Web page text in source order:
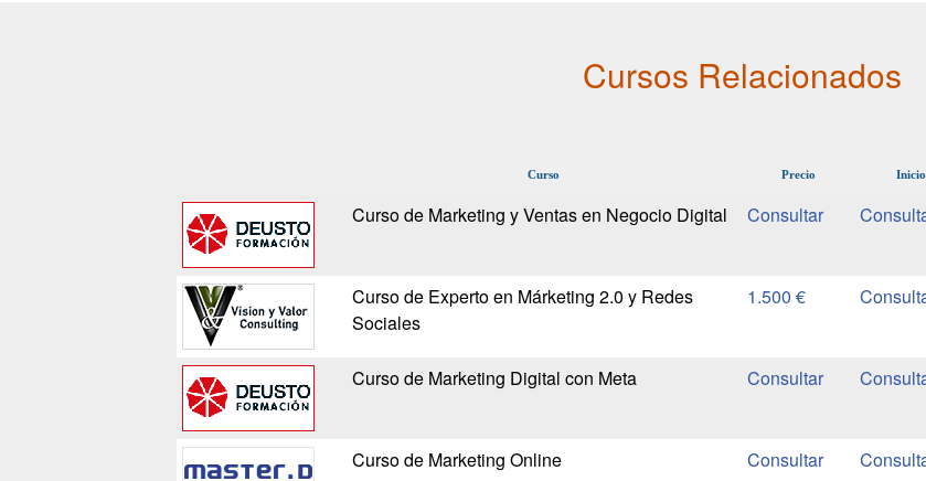
Cursos Relacionados
Curso Precio Inicio
Curso de Marketing y Ventas en Negocio Digital
Curso de Experto en Márketing 2.0 y Redes
Sociales
1.500 €
Curso de Marketing Digital con Meta
Curso de Marketing Online